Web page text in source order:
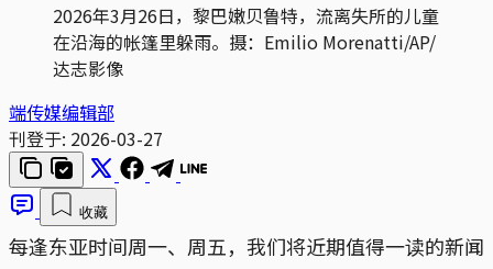
2026年3月26日，黎巴嫩贝鲁特，流离失所的儿童
在沿海的帐篷里躲雨。摄：Emilio Morenatti/AP/
达志影像
端传媒编辑部
刊登于: 2026-03-27
收藏
每逢东亚时间周一、周五，我们将近期值得一读的新闻